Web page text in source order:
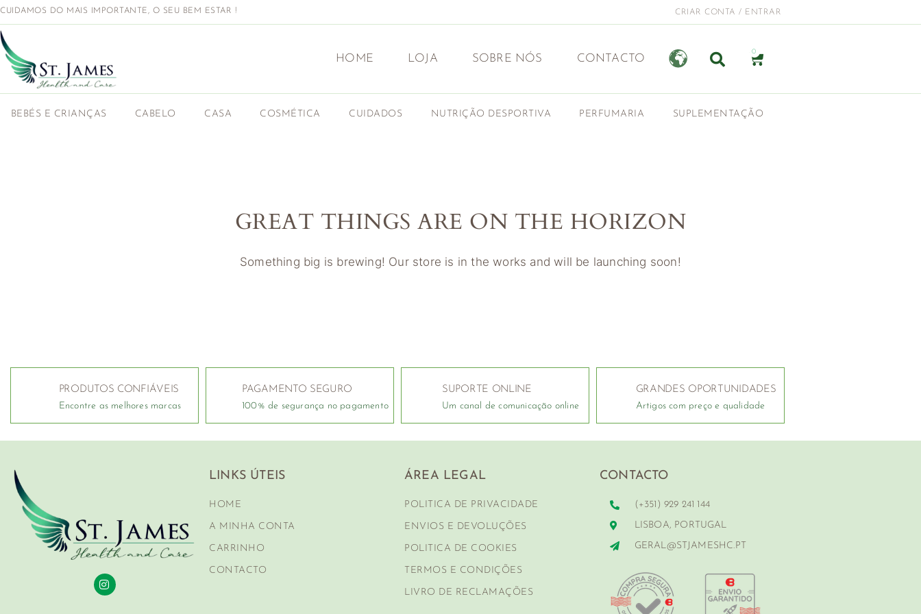
CUIDAMOS DO MAIS IMPORTANTE, O SEU BEM ESTAR ! CRIAR CONTA / ENTRAR
HOME LOJA SOBRE NÓS CONTACTO
0
BEBÉS E CRIANÇAS CABELO CASA COSMÉTICA CUIDADOS NUTRIÇÃO DESPORTIVA PERFUMARIA SUPLEMENTAÇÃO
GREAT THINGS ARE ON THE HORIZON
Something big is brewing! Our store is in the works and will be launching soon!
PRODUTOS CONFIÁVEIS
Encontre as melhores marcas
PAGAMENTO SEGURO
100% de segurança no pagamento
SUPORTE ONLINE
Um canal de comunicação online
GRANDES OPORTUNIDADES
Artigos com preço e qualidade
LINKS ÚTEIS
HOME
A MINHA CONTA
CARRINHO
CONTACTO
ÁREA LEGAL
POLITICA DE PRIVACIDADE
ENVIOS E DEVOLUÇÕES
POLITICA DE COOKIES
TERMOS E CONDIÇÕES
LIVRO DE RECLAMAÇÕES
CONTACTO
(+351) 929 241 144
LISBOA, PORTUGAL
GERAL@STJAMESHC.PT